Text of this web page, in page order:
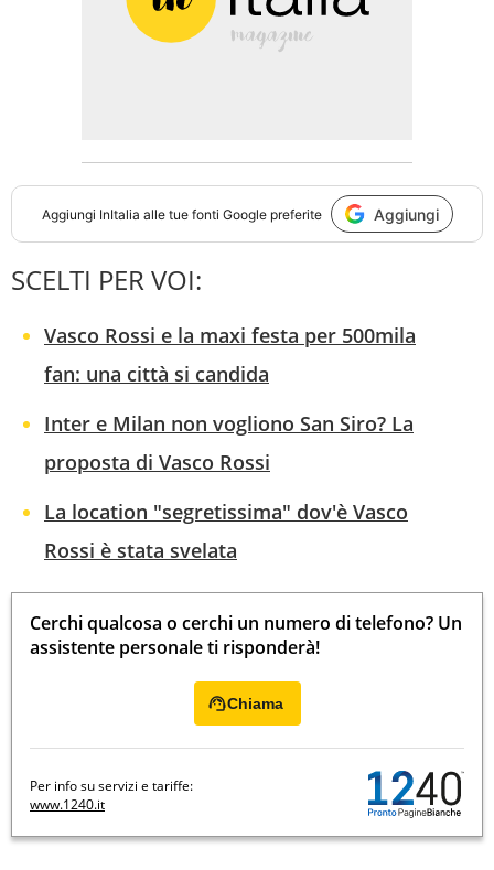
Aggiungi InItalia alle tue fonti Google preferite Aggiungi
SCELTI PER VOI:
Vasco Rossi e la maxi festa per 500mila
fan: una città si candida
Inter e Milan non vogliono San Siro? La
proposta di Vasco Rossi
La location "segretissima" dov'è Vasco
Rossi è stata svelata
Cerchi qualcosa o cerchi un numero di telefono? Un
assistente personale ti risponderà!
Chiama
Per info su servizi e tariffe:
www.1240.it